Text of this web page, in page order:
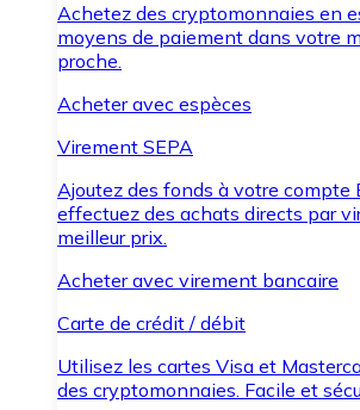
Achetez des cryptomonnaies en
moyens de paiement dans votre
proche.
Acheter avec espèces
Virement SEPA
Ajoutez des fonds à votre compte
effectuez des achats directs par
meilleur prix.
Acheter avec virement bancaire
Carte de crédit / débit
Utilisez les cartes Visa et
des cryptomonnaies. Facile et